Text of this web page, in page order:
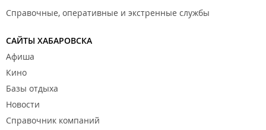
Справочные, оперативные и экстренные службы
САЙТЫ ХАБАРОВСКА
Афиша
Кино
Базы отдыха
Новости
Справочник компаний